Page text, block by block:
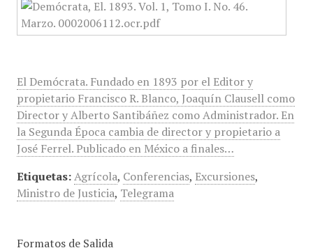
El Demócrata. Fundado en 1893 por el Editor y
propietario Francisco R. Blanco, Joaquín Clausell como
Director y Alberto Santibáñez como Administrador. En
la Segunda Época cambia de director y propietario a
José Ferrel. Publicado en México a finales…
Etiquetas: Agrícola, Conferencias, Excursiones,
Ministro de Justicia, Telegrama
Formatos de Salida